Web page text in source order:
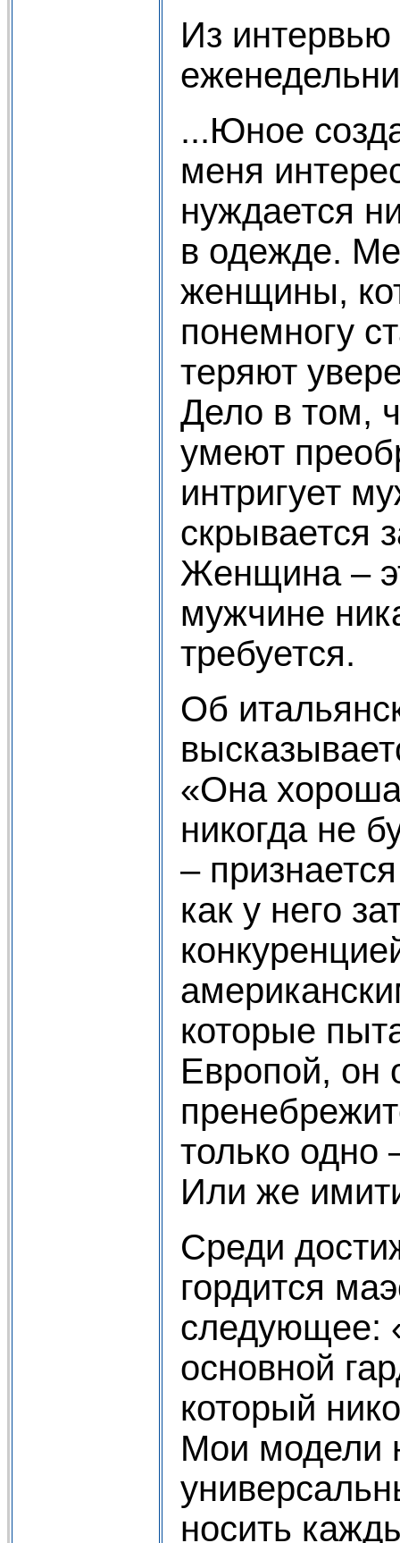
Из интервью
...Юное
меня
нуждается
в одежде.
женщины,
понемногу
теряют
Дело в том,
умеют
интригует
скрывается
Женщина –
мужчине
требуется.
Об
«Она
никогда не
–
как у него
которые
Европой, он
только
Или же
Среди
гордится
следующее:
основной
который
Мои модели
носить